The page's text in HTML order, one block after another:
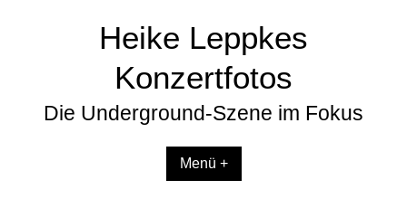
Heike Leppkes
Konzertfotos
Die Underground-Szene im Fokus
Menü +